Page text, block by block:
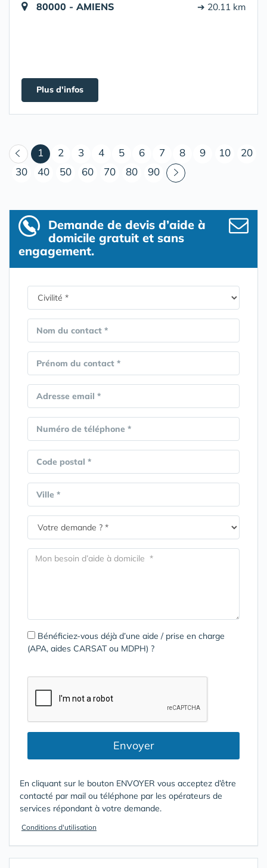
80000 - AMIENS ➔ 20.11 km
Plus d'infos
1 (courant)
2 3 4 5 6 7 8 9 10
20
30
40 50 60 70 80 90
Demande de devis d’aide à
domicile gratuit et sans
engagement.
Nom du contact *
Prénom du contact *
Adresse email *
Numéro de téléphone *
Code postal *
Ville *
Bénéficiez-vous déjà d’une aide / prise en charge
(APA, aides CARSAT ou MDPH) ?
Envoyer
En cliquant sur le bouton ENVOYER vous acceptez d’être
contacté par mail ou téléphone par les opérateurs de
services répondant à votre demande.
Conditions d'utilisation